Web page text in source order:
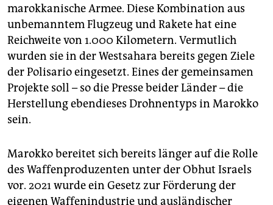
marokkanische Armee. Diese Kombination aus
unbemanntem Flugzeug und Rakete hat eine
Reichweite von 1.000 Kilometern. Vermutlich
wurden sie in der Westsahara bereits gegen Ziele
der Polisario eingesetzt. Eines der gemeinsamen
Projekte soll – so die Presse beider Länder – die
Herstellung ebendieses Drohnentyps in Marokko
sein.
Marokko bereitet sich bereits länger auf die Rolle
des Waffenproduzenten unter der Obhut Israels
vor. 2021 wurde ein Gesetz zur Förderung der
eigenen Waffenindustrie und ausländischer